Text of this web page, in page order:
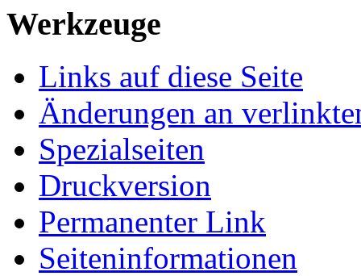
Werkzeuge
Links auf diese Seite
Änderungen an
Spezialseiten
Druckversion
Permanenter Link
Seiten­informationen